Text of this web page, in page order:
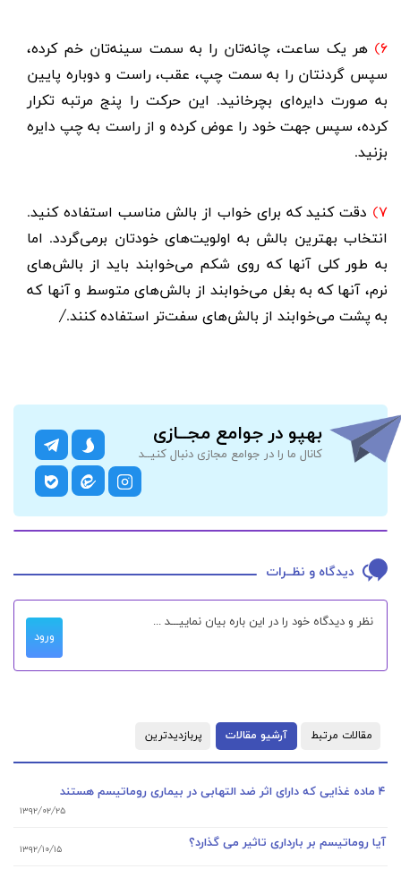
۶)
هر یک ساعت، چانه‌تان را به سمت سینه‌تان خم کرده،
سپس گردنتان را به سمت چپ، عقب، راست و دوباره پایین
به صورت دایره‌ای بچرخانید. این حرکت را پنج مرتبه تکرار
کرده، سپس جهت خود را عوض کرده و از راست به چپ دایره
بزنید.
۷)
دقت کنید که برای خواب از بالش مناسب استفاده کنید.
انتخاب بهترین بالش به اولویت‌های خودتان برمی‌گردد. اما
به طور کلی آنها که روی شکم می‌خوابند باید از بالش‌های
نرم، آنها که به بغل می‌خوابند از بالش‌های متوسط و آنها که
به پشت می‌خوابند از بالش‌های سفت‌تر استفاده کنند./
بهپو در جوامع مجــازی
کانال ما را در جوامع مجازی دنبال کنیــد
دیدگاه و نظــرات
ورود
مقالات مرتبط آرشیو مقالات پربازدیدترین
۴ ماده غذایی که دارای اثر ضد التهابی در بیماری روماتیسم هستند
۱۳۹۲/۰۲/۲۵
آیا روماتیسم بر بارداری تاثیر می گذارد؟ ۱۳۹۲/۱۰/۱۵